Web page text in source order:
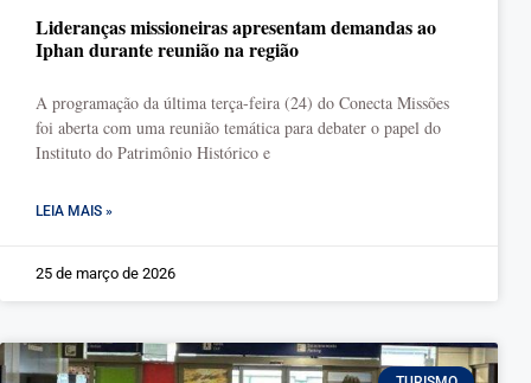
Lideranças missioneiras apresentam demandas ao
Iphan durante reunião na região
A programação da última terça-feira (24) do Conecta Missões
foi aberta com uma reunião temática para debater o papel do
Instituto do Patrimônio Histórico e
LEIA MAIS »
25 de março de 2026